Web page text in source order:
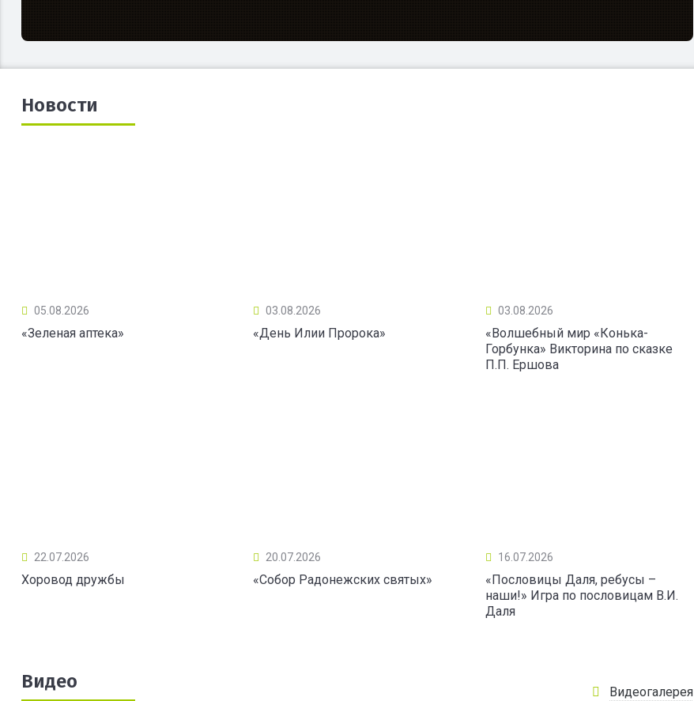
Новости
05.08.2026
«Зеленая аптека»
03.08.2026
«День Илии Пророка»
03.08.2026
«Волшебный мир «Конька-
Горбунка» Викторина по сказке
П.П. Ершова
22.07.2026
Хоровод дружбы
20.07.2026
«Собор Радонежских святых»
16.07.2026
«Пословицы Даля, ребусы –
наши!» Игра по пословицам В.И.
Даля
Видео Видеогалерея